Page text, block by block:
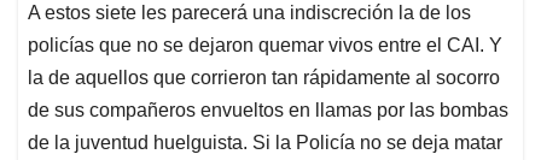
A estos siete les parecerá una indiscreción la de los
policías que no se dejaron quemar vivos entre el CAI. Y
la de aquellos que corrieron tan rápidamente al socorro
de sus compañeros envueltos en llamas por las bombas
de la juventud huelguista. Si la Policía no se deja matar